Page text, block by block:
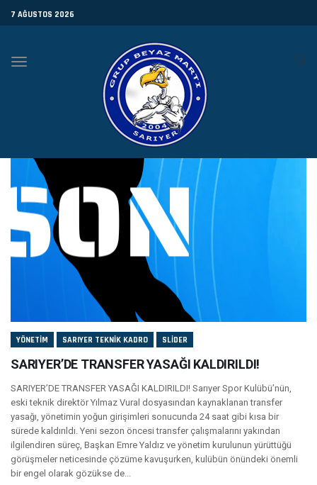
7 AĞUSTOS 2026
Toggle
YÖNETIM SARIYER TEKNIK KADRO SLIDER
SARIYER’DE TRANSFER YASAĞI KALDIRILDI!
SARIYER’DE TRANSFER YASAĞI KALDIRILDI! Sarıyer Spor Kulübü’nün,
eski teknik direktör Yılmaz Vural dosyasından kaynaklanan transfer
yasağı, yönetimin yoğun girişimleri sonucunda 24 saat gibi kısa bir
sürede kaldırıldı. Yeni sezon öncesi transfer çalışmalarını yakından
ilgilendiren süreç, Başkan Emre Yaldız ve yönetim kurulunun yürüttüğü
görüşmeler neticesinde çözüme kavuşurken, kulübün önündeki önemli
bir engel olarak gözükse de...